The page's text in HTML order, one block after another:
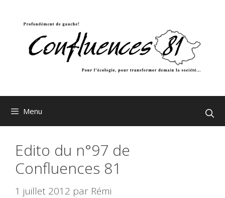
Menu
Edito du n°97 de
Confluences 81
1 juillet 2012 par Rémi